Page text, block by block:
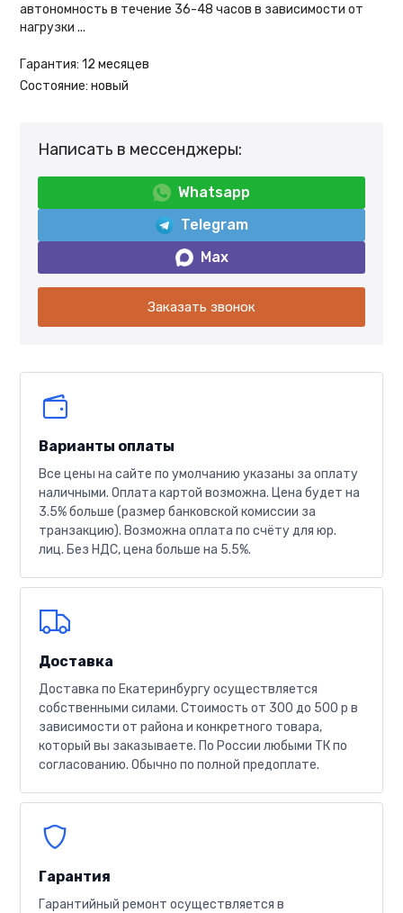
автономность в течение 36-48 часов в зависимости от
нагрузки ...
Гарантия: 12 месяцев
Состояние: новый
Написать в мессенджеры:
Whatsapp
Telegram
Max
Заказать звонок
Варианты оплаты
Все цены на сайте по умолчанию указаны за оплату
наличными. Оплата картой возможна. Цена будет на
3.5% больше (размер банковской комиссии за
транзакцию). Возможна оплата по счёту для юр.
лиц. Без НДС, цена больше на 5.5%.
Доставка
Доставка по Екатеринбургу осуществляется
собственными силами. Стоимость от 300 до 500 р в
зависимости от района и конкретного товара,
который вы заказываете. По России любыми ТК по
согласованию. Обычно по полной предоплате.
Гарантия
Гарантийный ремонт осуществляется в